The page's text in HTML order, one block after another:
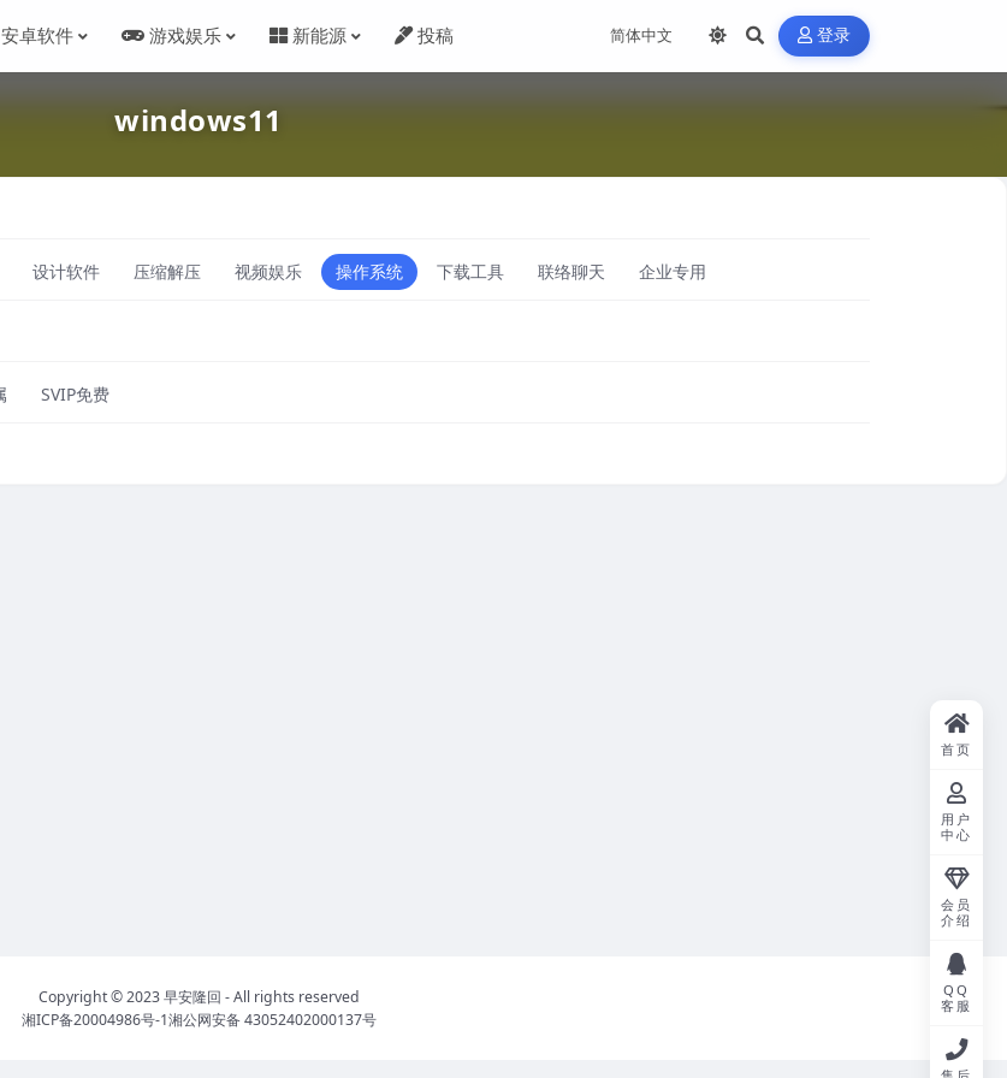
安卓软件 游戏娱乐 新能源 投稿 登录
windows11
设计软件 压缩解压 视频娱乐 操作系统 下载工具 联络聊天 企业专用
SVIP免费
Copyright © 2023早安隆回 - All rights reserved
湘ICP备20004986号-1湘公网安备 43052402000137号
首页
用户
中心
会员
介绍
QQ
客服